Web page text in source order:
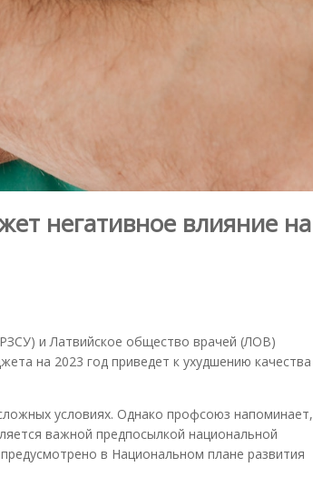
негативное влияние на
и Латвийское общество врачей (ЛОВ)
на 2023 год приведет к ухудшению качества
условиях. Однако профсоюз напоминает,
важной предпосылкой национальной
в Национальном плане развития